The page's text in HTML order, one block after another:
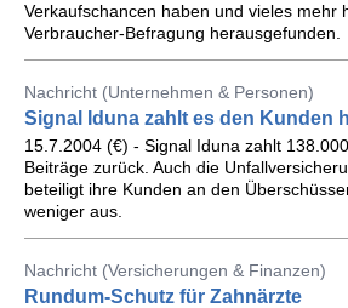
Verkaufschancen haben und vieles mehr
Verbraucher-Befragung herausgefunden.
Nachricht (Unternehmen & Personen)
Signal Iduna zahlt es den Kunden
15.7.2004 (€) - Signal Iduna zahlt
Beiträge zurück. Auch die
beteiligt ihre Kunden an den
weniger aus.
Nachricht (Versicherungen & Finanzen)
Rundum-Schutz für Zahnärzte